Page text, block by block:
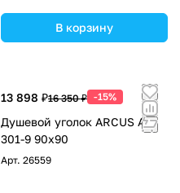
В корзину
13 898 ₽16 350 ₽ -15%
Душевой уголок ARCUS AS-
301-9 90х90
Арт. 26559